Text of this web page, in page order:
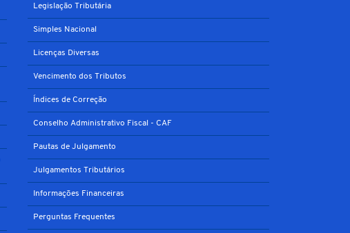
Legislação Tributária
Simples Nacional
Licenças Diversas
Vencimento dos Tributos
Índices de Correção
Conselho Administrativo Fiscal - CAF
Pautas de Julgamento
Julgamentos Tributários
Informações Financeiras
Perguntas Frequentes